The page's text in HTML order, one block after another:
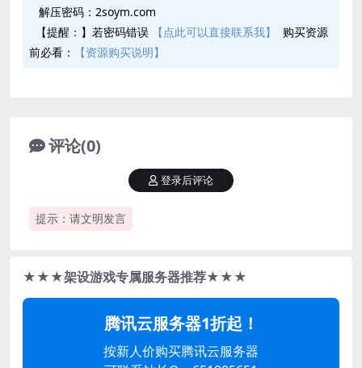
解压密码：2soym.com
【提醒：】若密码错误
【点此可以直接联系我】
购买资源
前必看：
【资源购买说明】
评论(0)
提示：请文明发言
登录后评论
★★★架设游戏专属服务器推荐★★★
腾讯云服务器1折起！
按新人价购买腾讯云服务器